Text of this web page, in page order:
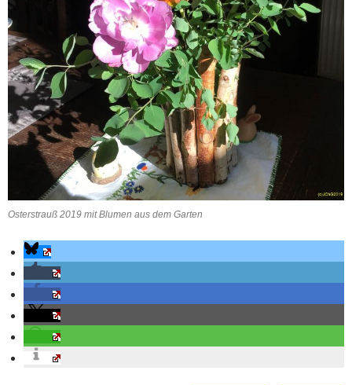
Osterstrauß 2019 mit Blumen aus dem Garten